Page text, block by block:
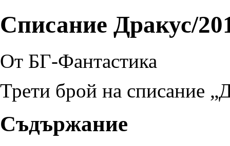
Списание Дракус/
От БГ-Фантастика
Трети брой на списание „
Съдържание